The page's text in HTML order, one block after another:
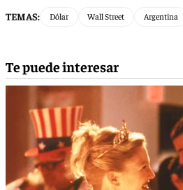
TEMAS: Dólar Wall Street Argentina